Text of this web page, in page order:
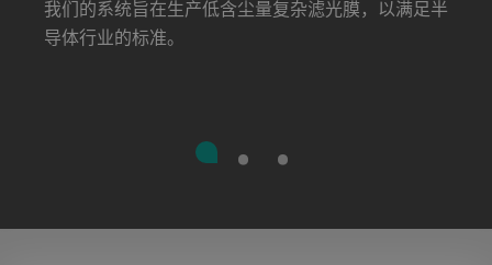
我们的系统旨在生产低含尘量复杂滤光膜，以满足半
导体行业的标准。